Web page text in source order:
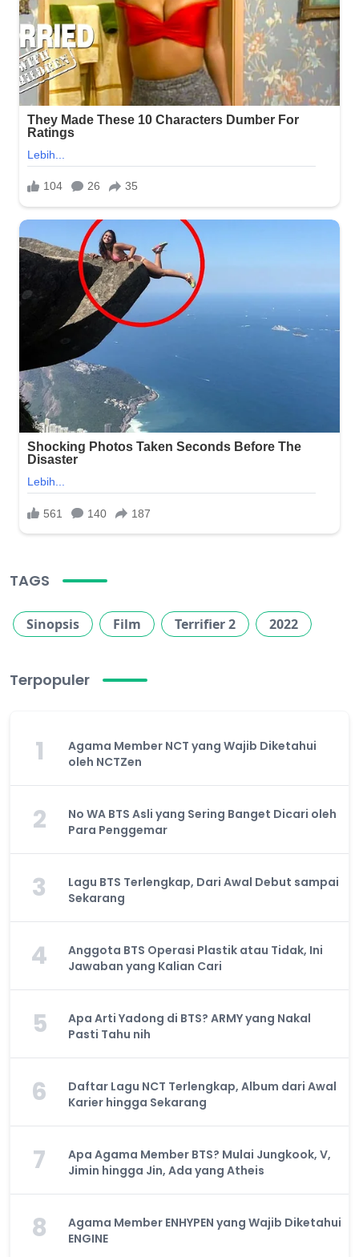
TAGS
Sinopsis Film Terrifier 2 2022
Terpopuler
1
Agama Member NCT yang Wajib Diketahui
oleh NCTZen
2
No WA BTS Asli yang Sering Banget Dicari oleh
Para Penggemar
3
Lagu BTS Terlengkap, Dari Awal Debut sampai
Sekarang
4
Anggota BTS Operasi Plastik atau Tidak, Ini
Jawaban yang Kalian Cari
5
Apa Arti Yadong di BTS? ARMY yang Nakal
Pasti Tahu nih
6
Daftar Lagu NCT Terlengkap, Album dari Awal
Karier hingga Sekarang
7
Apa Agama Member BTS? Mulai Jungkook, V,
Jimin hingga Jin, Ada yang Atheis
8
Agama Member ENHYPEN yang Wajib Diketahui
ENGINE